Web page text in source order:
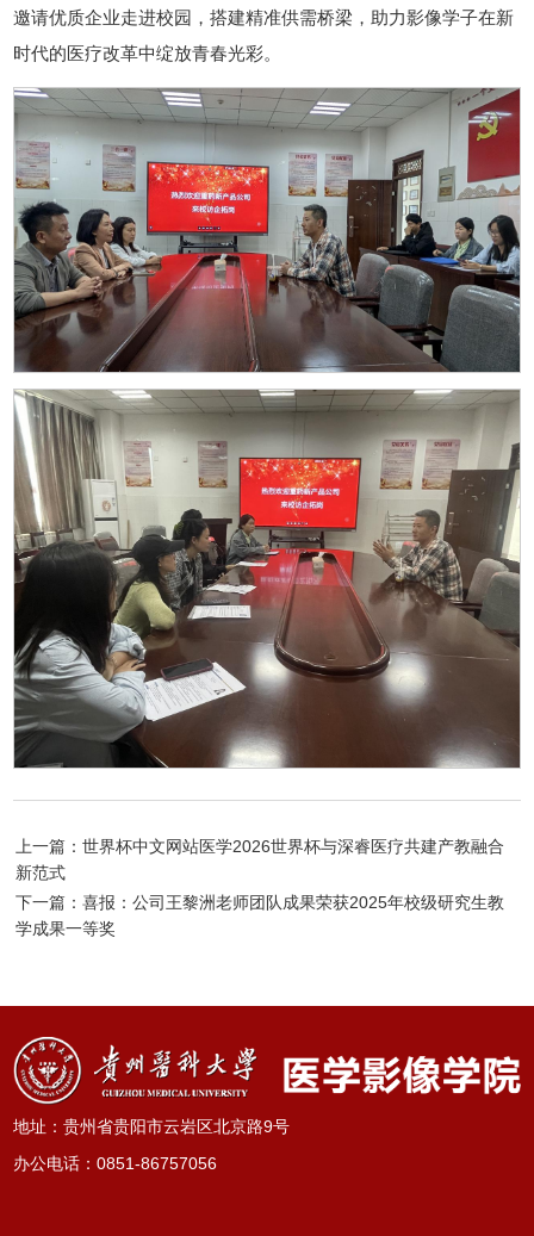
邀请优质企业走进校园，搭建精准供需桥梁，助力影像学子在新
时代的医疗改革中绽放青春光彩。
上一篇：世界杯中文网站医学2026世界杯与深睿医疗共建产教融合
新范式
下一篇：喜报：公司王黎洲老师团队成果荣获2025年校级研究生教
学成果一等奖
地址：贵州省贵阳市云岩区北京路9号
办公电话 ：0851-86757056